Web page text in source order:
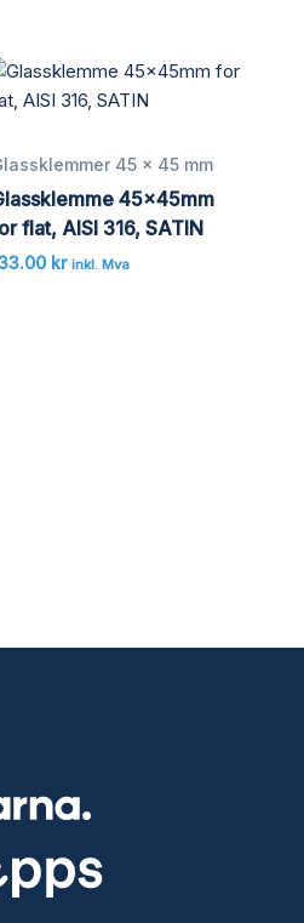
45 x 45 mm
45x45mm
flat, AISI 316, SATIN
kr inkl. Mva